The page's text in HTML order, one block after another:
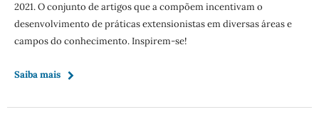
2021. O conjunto de artigos que a compõem incentivam o
desenvolvimento de práticas extensionistas em diversas áreas e
campos do conhecimento. Inspirem-se!
Saiba mais